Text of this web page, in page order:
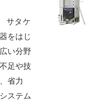
サタケ
をはじ
い分野
足や技
省力
ステム